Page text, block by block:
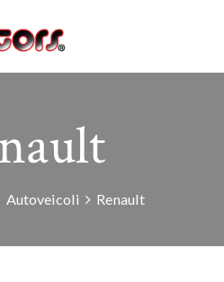
Autoveicoli Renault